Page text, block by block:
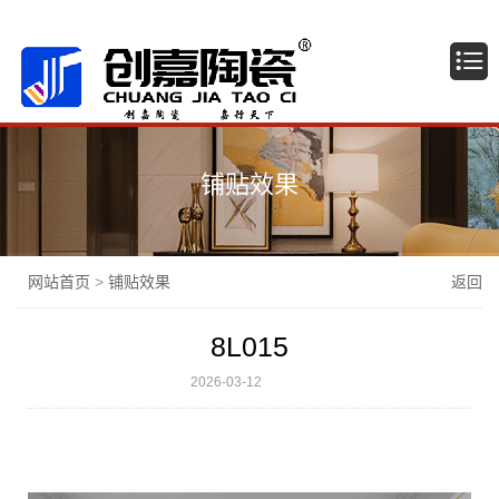
铺贴效果
网站首页 > 铺贴效果 返回
8L015
2026-03-12